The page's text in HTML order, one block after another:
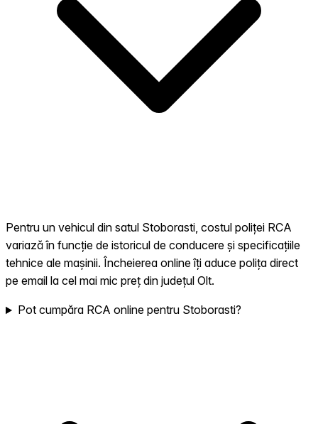
Pentru un vehicul din satul Stoborasti, costul poliței RCA
variază în funcție de istoricul de conducere și specificațiile
tehnice ale mașinii. Încheierea online îți aduce polița direct
pe email la cel mai mic preț din județul Olt.
Pot cumpăra RCA online pentru Stoborasti?